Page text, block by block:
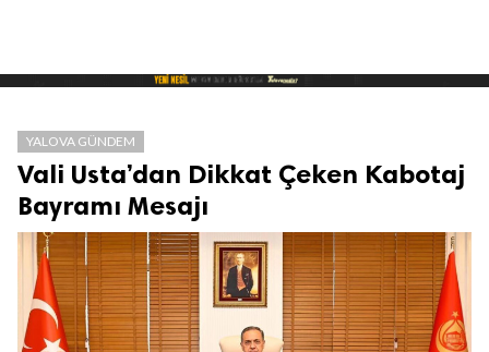
YALOVA GÜNDEM
Vali Usta’dan Dikkat Çeken Kabotaj
Bayramı Mesajı